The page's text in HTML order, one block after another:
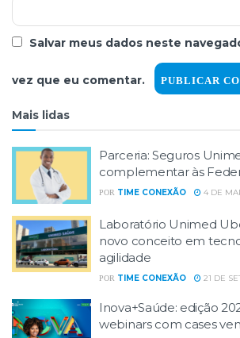
Salvar meus dados neste
vez que eu comentar.
Mais lidas
Parceria: Seguros
complementar às
POR TIME CONEXÃO 4 DE
Laboratório Unimed
novo conceito em
agilidade
POR TIME CONEXÃO 21 DE
Inova+Saúde: edição
webinars com cases